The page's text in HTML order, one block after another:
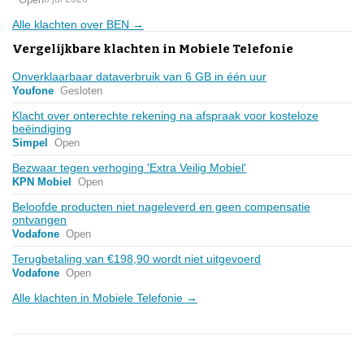
Alle klachten over BEN →
Vergelijkbare klachten in Mobiele Telefonie
Onverklaarbaar dataverbruik van 6 GB in één uur
Youfone Gesloten
Klacht over onterechte rekening na afspraak voor kosteloze
beëindiging
Simpel Open
Bezwaar tegen verhoging 'Extra Veilig Mobiel'
KPN Mobiel Open
Beloofde producten niet nageleverd en geen compensatie
ontvangen
Vodafone Open
Terugbetaling van €198,90 wordt niet uitgevoerd
Vodafone Open
Alle klachten in Mobiele Telefonie →